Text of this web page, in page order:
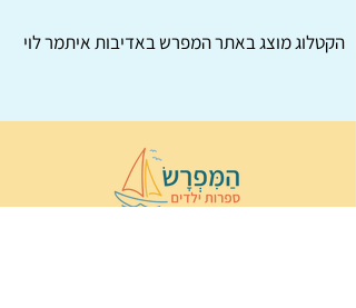
הקטלוג מוצג באתרהמפרשבאדיבות איתמר לוי